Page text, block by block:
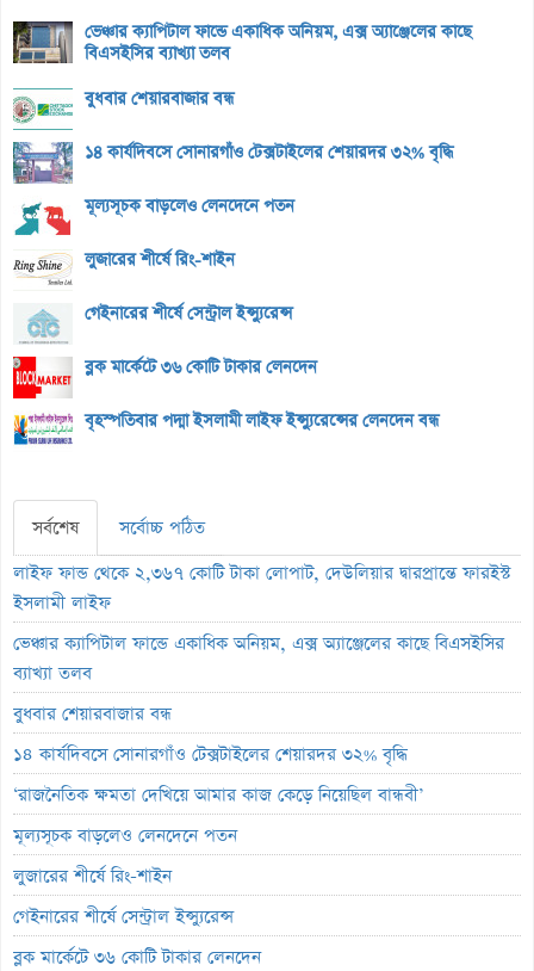
ভেঞ্চার ক্যাপিটাল ফান্ডে একাধিক অনিয়ম, এক্স অ্যাঞ্জেলের কাছে
বিএসইসির ব্যাখ্যা তলব
বুধবার শেয়ারবাজার বন্ধ
১৪ কার্যদিবসে সোনারগাঁও টেক্সটাইলের শেয়ারদর ৩২% বৃদ্ধি
মূল্যসূচক বাড়লেও লেনদেনে পতন
লুজারের শীর্ষে রিং-শাইন
গেইনারের শীর্ষে সেন্ট্রাল ইন্স্যুরেন্স
ব্লক মার্কেটে ৩৬ কোটি টাকার লেনদেন
বৃহস্পতিবার পদ্মা ইসলামী লাইফ ইন্স্যুরেন্সের লেনদেন বন্ধ
সর্বশেষ
সর্বোচ্চ পঠিত
লাইফ ফান্ড থেকে ২,৩৬৭ কোটি টাকা লোপাট, দেউলিয়ার দ্বারপ্রান্তে ফারইস্ট
ইসলামী লাইফ
ভেঞ্চার ক্যাপিটাল ফান্ডে একাধিক অনিয়ম, এক্স অ্যাঞ্জেলের কাছে বিএসইসির
ব্যাখ্যা তলব
বুধবার শেয়ারবাজার বন্ধ
১৪ কার্যদিবসে সোনারগাঁও টেক্সটাইলের শেয়ারদর ৩২% বৃদ্ধি
‘রাজনৈতিক ক্ষমতা দেখিয়ে আমার কাজ কেড়ে নিয়েছিল বান্ধবী’
মূল্যসূচক বাড়লেও লেনদেনে পতন
লুজারের শীর্ষে রিং-শাইন
গেইনারের শীর্ষে সেন্ট্রাল ইন্স্যুরেন্স
ব্লক মার্কেটে ৩৬ কোটি টাকার লেনদেন